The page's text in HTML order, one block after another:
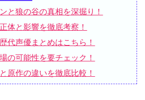
と狼の谷の真相を深掘り！
体と影響を徹底考察！
代声優まとめはこちら！
の可能性を要チェック！
原作の違いを徹底比較！